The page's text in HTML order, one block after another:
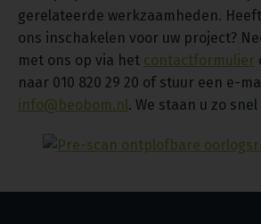
gerelateerde werkzaamheden.
ons inschakelen voor uw project?
met ons op via het contactformulier
naar 010 820 29 20 of stuur een e-
info@beobom.nl. We staan u zo